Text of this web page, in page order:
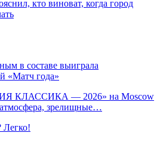
кто виноват, когда город
в составе выиграла
«Матч года»
КЛАССИКА — 2026» на Moscow
зрелищные…
Легко!